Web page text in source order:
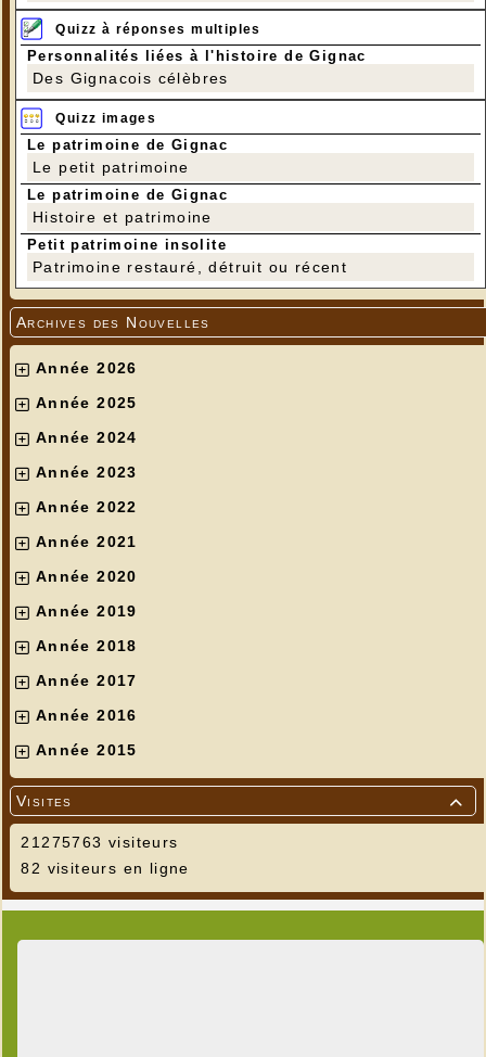
Quizz à réponses multiples
Personnalités liées à l'histoire de Gignac
Des Gignacois célèbres
Quizz images
Le patrimoine de Gignac
Le petit patrimoine
Le patrimoine de Gignac
Histoire et patrimoine
Petit patrimoine insolite
Patrimoine restauré, détruit ou récent
Archives des Nouvelles
Année 2026
Année 2025
Année 2024
Année 2023
Année 2022
Année 2021
Année 2020
Année 2019
Année 2018
Année 2017
Année 2016
Année 2015

Visites
21275763 visiteurs
82 visiteurs en ligne